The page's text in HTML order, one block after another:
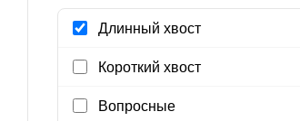
Длинный хвост
Короткий хвост
Вопросные